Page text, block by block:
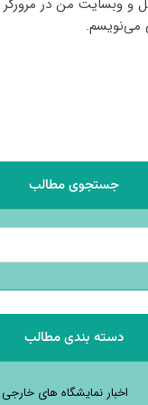
می‌نویسم.
جستجوی مطالب
دسته بندی مطالب
اخبار نمایشگاه های خارجی